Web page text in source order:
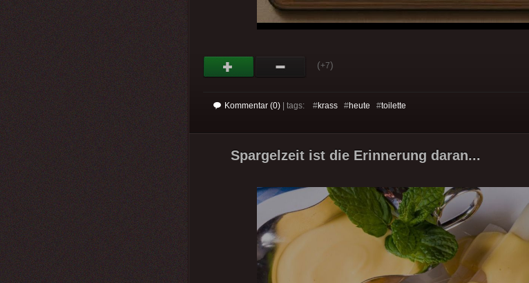
(+7)
Kommentar (0) | tags: #krass #heute #toilette
Spargelzeit ist die Erinnerung daran...